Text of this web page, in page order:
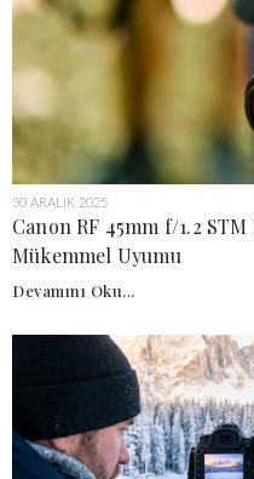
30 ARALIK 2025
Canon RF 45mm f/1.2
Mükemmel Uyumu
Devamını Oku...